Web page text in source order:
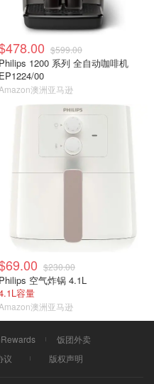
$599.00
Philips 1200 系列 全自动咖啡机
EP1224/00
Amazon澳洲亚马逊
$230.00
Philips 空气炸锅 4.1L
容量
Amazon澳洲亚马逊
饭团外卖
议 版权声明